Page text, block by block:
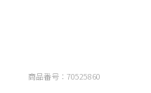
商品番号： 70525860